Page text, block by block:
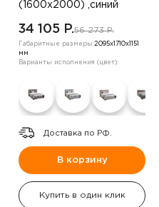
(1600х2000) ,синий
34 105 P.56 273 P.
Габаритные размеры:2095х1710х1151
мм
Варианты исполнения (цвет):
Доставка по РФ.
В корзину
Купить в один клик